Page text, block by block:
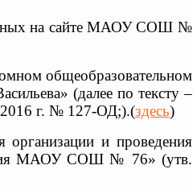
на сайте МАОУ СОШ №
общеобразовательном
(далее по тексту –
г. № 127-ОД;).(здесь)
и проведения
МАОУ СОШ № 76» (утв.